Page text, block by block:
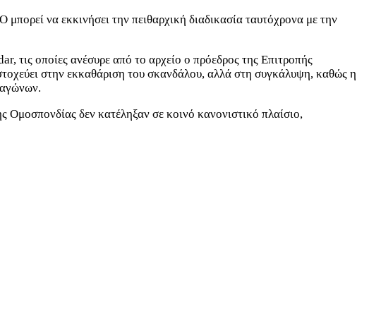
να εκκινήσει την πειθαρχική διαδικασία ταυτόχρονα με την
τις οποίες ανέσυρε από το αρχείο ο πρόεδρος της Επιτροπής
στην εκκαθάριση του σκανδάλου, αλλά στη συγκάλυψη, καθώς η
αγώνων.
Ομοσπονδίας δεν κατέληξαν σε κοινό κανονιστικό πλαίσιο,